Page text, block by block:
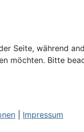
Seite, während
möchten. Bitte
Impressum